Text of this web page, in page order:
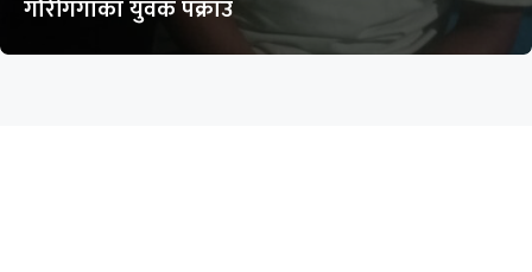
गौरीगंगाका युवक पक्राउ